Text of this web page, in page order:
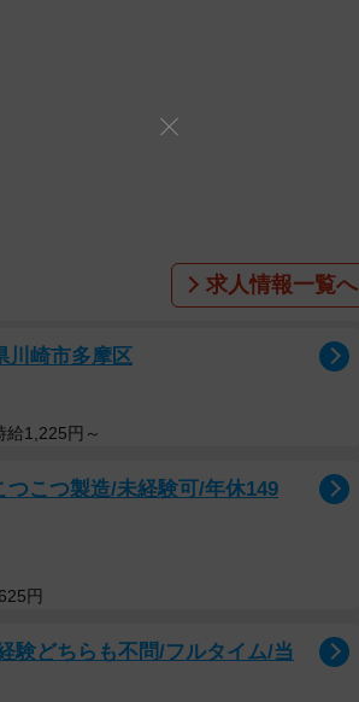
求人情報一覧へ
川崎市多摩区
給1,225円～
こつ製造/未経験可/年休149
円
験どちらも不問/フルタイム/当